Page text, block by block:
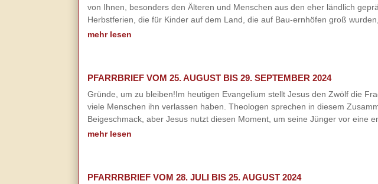
von Ihnen, besonders den Älteren und Menschen aus den eher ländlich
Herbstferien, die für Kinder auf dem Land, die auf Bau-ernhöfen groß
mehr lesen
PFARRBRIEF VOM 25. AUGUST BIS 29. SEPTEMBER 2024
Gründe, um zu bleiben!Im heutigen Evangelium stellt Jesus den Zwölf die
viele Menschen ihn verlassen haben. Theologen sprechen in diesem
Beigeschmack, aber Jesus nutzt diesen Moment, um seine Jünger vor eine
mehr lesen
PFARRRBRIEF VOM 28. JULI BIS 25. AUGUST 2024